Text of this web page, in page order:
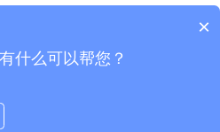
×
什么可以帮您？